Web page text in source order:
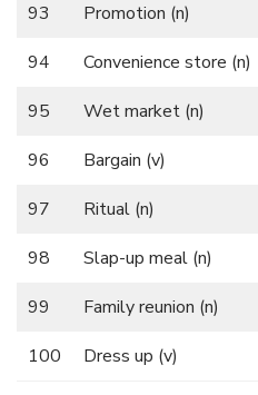
93
Promotion (n)
94
Convenience store (n)
95
Wet market (n)
96
Bargain (v)
97
Ritual (n)
98
Slap-up meal (n)
99
Family reunion (n)
100
Dress up (v)